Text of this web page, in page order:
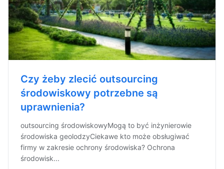
Czy żeby zlecić outsourcing
środowiskowy potrzebne są
uprawnienia?
outsourcing środowiskowyMogą to być inżynierowie
środowiska geolodzyCiekawe kto może obsługiwać
firmy w zakresie ochrony środowiska? Ochrona
środowisk...